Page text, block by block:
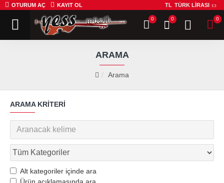
OTURUM AÇ KAYIT OL TL TÜRK LIRASI
0 0 0
Arama
ARAMA
ARAMA KRITERI
Alt kategoriler içinde ara